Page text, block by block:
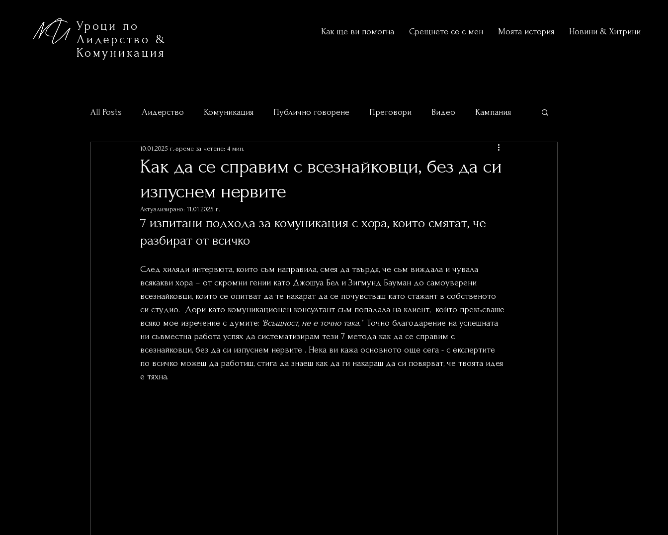
Уроци по
Лидерство &
Комуникация
Как ще ви помогна Срещнете се с мен Моята история Новини & Хитрини
All Posts Лидерство Комуникация Публично говорене Преговори Видео Кампания
Предстоящи обучения Най-добрите оратори
Как да се справим с всезнайковци, без да си
изпуснем нервите
10.01.2025 г. време за четене: 4 мин.
Актуализирано: 11.01.2025 г.
7 изпитани подхода за комуникация с хора, които смятат, че
разбират от всичко
След хиляди интервюта, които съм направила, смея да твърдя, че съм виждала и чувала
всякакви хора – от скромни гении като Джошуа Бел и Зигмунд Бауман до самоуверени
всезнайковци, които се опитват да те накарат да се почувстваш като стажант в собственото
си студио.  Дори като комуникационен консултант съм попадала на клиент,  който прекъсваше
всяко мое изречение с думите: ‘Всъщност, не е точно така.’ Точно благодарение на успешната
ни съвместна работа успях да систематизирам тези 7 метода как да се справим с
всезнайковци, без да си изпуснем нервите . Нека ви кажа основното още сега - с експертите
по всичко можеш да работиш, стига да знаеш как да ги накараш да си повярват, че твоята идея
е тяхна.